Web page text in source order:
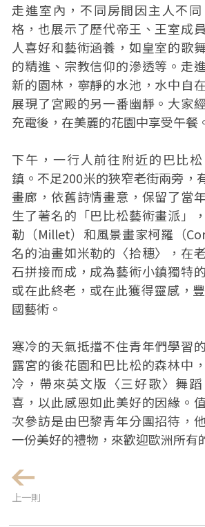
走進室內，不同房間因主人不
格，也展示了歷代帝王、王室成
人喜好和藝術涵養，如皇室的歌
的精進、宗教信仰的滲透等。走
新的園林，寧靜的水池，水中自
展現了宮殿的另一番幽靜。大家
充電後，在美麗的花園中享受午餐
下午，一行人前往附近的巴比
鎮。不足200米的狹窄老街兩旁，
畫廊，依舊詩情畫意，保留了當
生了著名的「巴比松藝術畫派」
勒（Millet）和風景畫家柯羅（
名的油畫如米勒的〈拾穗〉，在
石拼接而成，成為藝術小鎮獨特
或在此終老，或在此獲得靈感，
國藝術。
寒冷的天氣抵擋不住青年們學習
露宮的後花園和巴比松的森林中
冷，帶來英文版〈三好歌〉舞
喜，以此感恩如此美好的因緣。
次參訪是由巴黎青年分團招待，
一份美好的禮物，來歡迎歐洲所有
上一則